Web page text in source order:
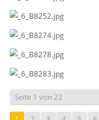
Seite 1 von 22